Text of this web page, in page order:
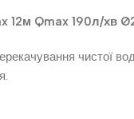
12м Qmax 190л/хв
чистої